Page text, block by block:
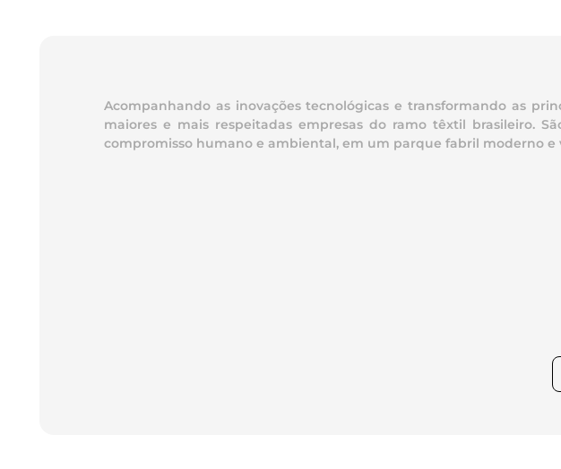
Acompanhando as inovações tecnológicas e transformando as
maiores e mais respeitadas empresas do ramo têxtil brasileiro.
compromisso humano e ambiental, em um parque fabril moderno